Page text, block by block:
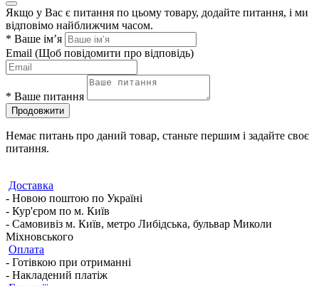
Якщо у Вас є питання по цьому товару, додайте питання, і ми
відповімо найближчим часом.
* Ваше ім’я
Email (Щоб повідомити про відповідь)
* Ваше питання
Продовжити
Немає питань про даний товар, станьте першим і задайте своє
питання.
Доставка
- Новою поштою по Україні
- Кур'єром по м. Київ
- Самовивіз м. Київ, метро Либідська, бульвар Миколи
Міхновського
Оплата
- Готівкою при отриманні
- Накладений платіж